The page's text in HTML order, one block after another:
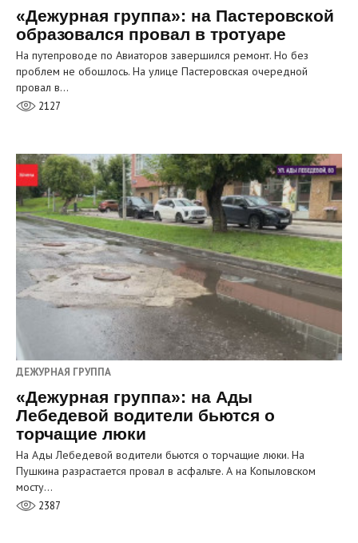
«Дежурная группа»: на Пастеровской
образовался провал в тротуаре
На путепроводе по Авиаторов завершился ремонт. Но без
проблем не обошлось. На улице Пастеровская очередной
провал в…
2127
ДЕЖУРНАЯ ГРУППА
«Дежурная группа»: на Ады
Лебедевой водители бьются о
торчащие люки
На Ады Лебедевой водители бьются о торчащие люки. На
Пушкина разрастается провал в асфальте. А на Копыловском
мосту…
2387